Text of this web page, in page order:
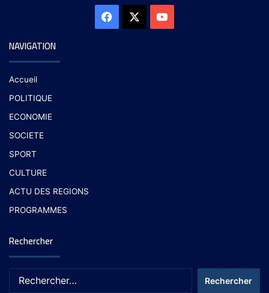
NAVIGATION
Accueil
POLITIQUE
ECONOMIE
SOCIETE
SPORT
CULTURE
ACTU DES REGIONS
PROGRAMMES
Rechercher